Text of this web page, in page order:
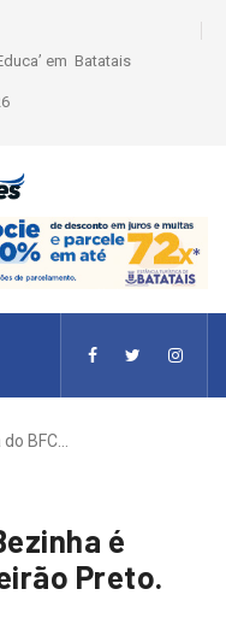
Série Ouro e entidade define
BFC…
é
Preto.